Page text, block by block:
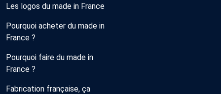
Les logos du made in France
Pourquoi acheter du made in
France ?
Pourquoi faire du made in
France ?
Fabrication française, ça